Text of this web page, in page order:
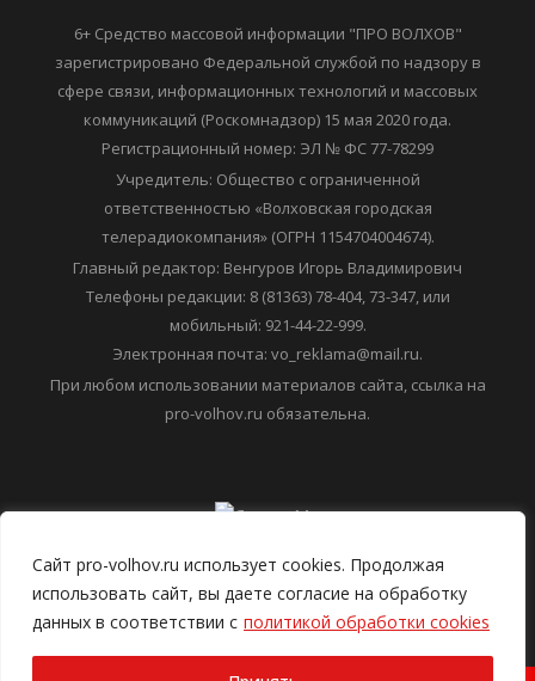
Сайт pro-volhov.ru использует cookies. Продолжая
использовать сайт, вы даете согласие на обработку
данных в соответствии с политикой обработки cookies
6+ Средство массовой информации "ПРО ВОЛХОВ"
зарегистрировано Федеральной службой по надзору в
сфере связи, информационных технологий и массовых
коммуникаций (Роскомнадзор) 15 мая 2020 года.
Регистрационный номер: ЭЛ № ФС 77-78299
Учредитель: Общество с ограниченной
ответственностью «Волховская городская
телерадиокомпания» (ОГРН 1154704004674).
Главный редактор: Венгуров Игорь Владимирович
Телефоны редакции: 8 (81363) 78-404, 73-347, или
мобильный: 921-44-22-999.
Электронная почта: vo_reklama@mail.ru.
При любом использовании материалов сайта, ссылка на
pro-volhov.ru обязательна.